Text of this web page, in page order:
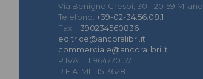
Via Benigno Crespi, 30 - 20159 Milano
Telefono: +39-02-34.56.08.1
Fax: +390234560836
editrice@ancoralibri.it
commerciale@ancoralibri.it
P.IVA IT 11964770157
R.E.A. MI - 1513628